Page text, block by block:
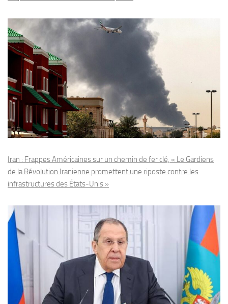
Iran : Frappes Américaines sur un chemin de fer clé, « Le Gardiens
de la Révolution Iranienne promettent une riposte contre les
infrastructures des États-Unis »